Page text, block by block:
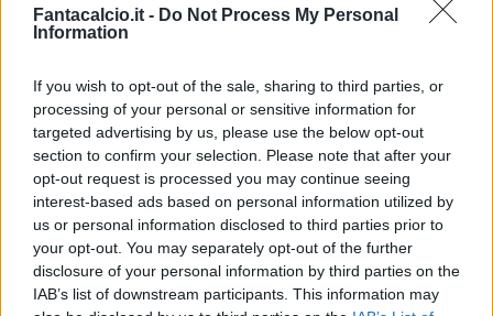
Fantacalcio.it - Do Not Process My Personal
Information
If you wish to opt-out of the sale, sharing to third parties, or
processing of your personal or sensitive information for
targeted advertising by us, please use the below opt-out
section to confirm your selection. Please note that after your
opt-out request is processed you may continue seeing
interest-based ads based on personal information utilized by
us or personal information disclosed to third parties prior to
your opt-out. You may separately opt-out of the further
disclosure of your personal information by third parties on the
IAB’s list of downstream participants. This information may